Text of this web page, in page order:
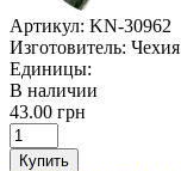
Артикул: KN-30962
Изготовитель: Чехия
Единицы:
В наличии
43.00 грн
Купить